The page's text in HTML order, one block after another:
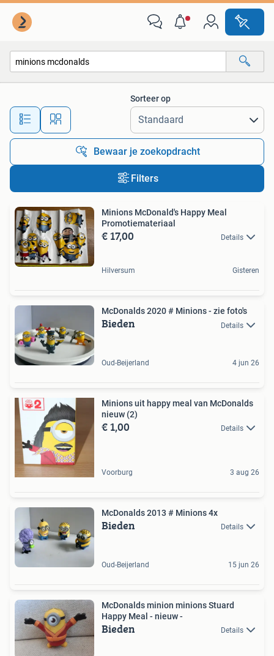
Alle afstanden…
Sorteer op
Bewaar je zoekopdracht
Filters
Minions McDonald's Happy Meal
Promotiemateriaal
€ 17,00 Details
Hilversum Gisteren
McDonalds 2020 # Minions - zie foto's
Bieden Details
Oud-Beijerland 4 jun 26
Minions uit happy meal van McDonalds
nieuw (2)
€ 1,00 Details
Voorburg 3 aug 26
McDonalds 2013 # Minions 4x
Bieden Details
Oud-Beijerland 15 jun 26
McDonalds minion minions Stuard
Happy Meal - nieuw -
Bieden Details